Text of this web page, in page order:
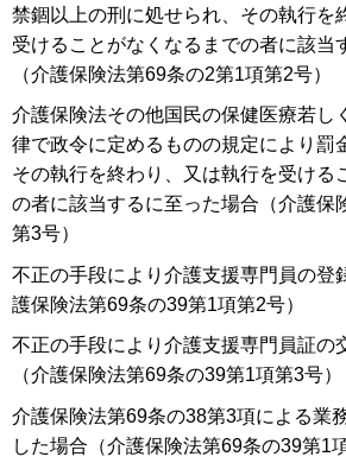
禁錮以上の刑に処せられ、その執行を
受けることがなくなるまでの者に該当
（介護保険法第69条の2第1項第2号）
介護保険法その他国民の保健医療若し
律で政令に定めるものの規定により罰
その執行を終わり、又は執行を受ける
の者に該当するに至った場合（介護保
第3号）
不正の手段により介護支援専門員の登
護保険法第69条の39第1項第2号）
不正の手段により介護支援専門員証の
（介護保険法第69条の39第1項第3号）
介護保険法第69条の38第3項による業
した場合（介護保険法第69条の39第1